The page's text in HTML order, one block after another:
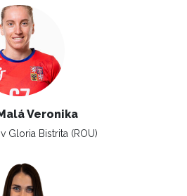
Veronika
Gloria Bistrita (ROU)